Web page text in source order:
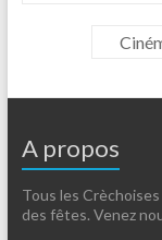
A propos
Tous les
des fêtes. Venez